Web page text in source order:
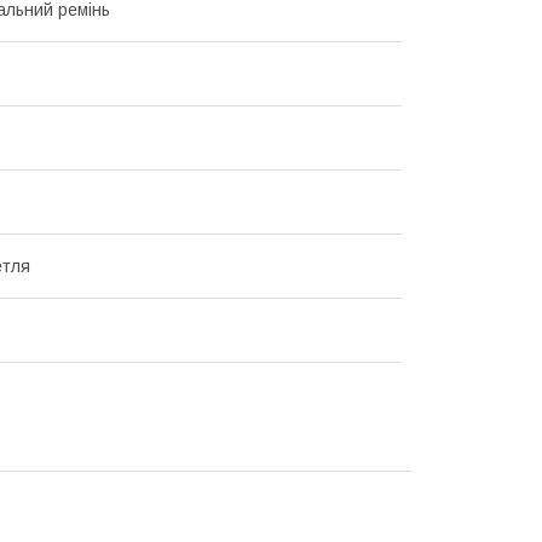
ремінь